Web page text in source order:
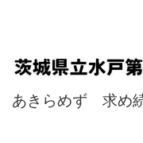
あきらめず 求め